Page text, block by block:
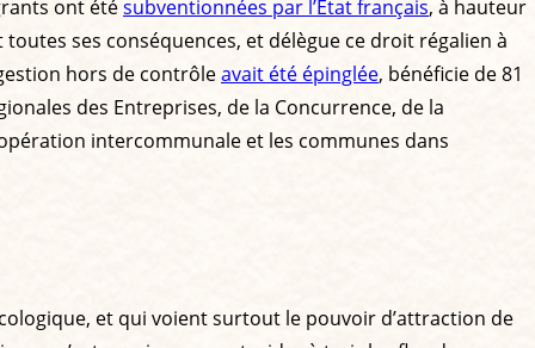
ont étésubventionnées par l’État français, à hauteur
ses conséquences, et délègue ce droit régalien à
hors de contrôleavait été épinglée, bénéficie de 81
des Entreprises, de la Concurrence, de la
intercommunale et les communes dans
et qui voient surtout le pouvoir d’attraction de